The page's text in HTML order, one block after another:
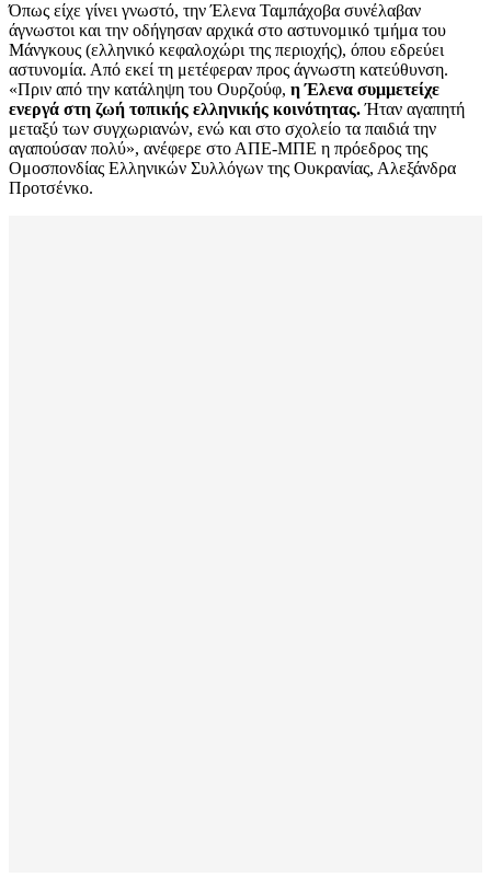
Όπως είχε γίνει γνωστό, την Έλενα Ταμπάχοβα συνέλαβαν
άγνωστοι και την οδήγησαν αρχικά στο αστυνομικό τμήμα του
Μάνγκους (ελληνικό κεφαλοχώρι της περιοχής), όπου εδρεύει
αστυνομία. Από εκεί τη μετέφεραν προς άγνωστη κατεύθυνση.
«Πριν από την κατάληψη του Ουρζούφ, η Έλενα συμμετείχε
ενεργά στη ζωή τοπικής ελληνικής κοινότητας.Ήταν αγαπητή
μεταξύ των συγχωριανών, ενώ και στο σχολείο τα παιδιά την
αγαπούσαν πολύ», ανέφερε στο ΑΠΕ-ΜΠΕ η πρόεδρος της
Ομοσπονδίας Ελληνικών Συλλόγων της Ουκρανίας, Αλεξάνδρα
Προτσένκο.